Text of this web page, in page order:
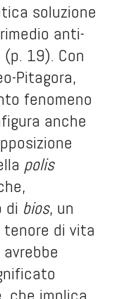
soluzione
anti-
19). Con
Pitagora,
fenomeno
anche
polis
di bios, un
tenore di vita